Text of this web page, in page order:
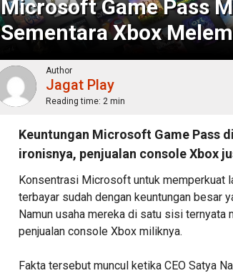
Microsoft Game Pass
Sementara Xbox
Author
Jagat Play
Reading time: 2 min
Keuntungan Microsoft Game Pass
ironisnya, penjualan console Xbox
Konsentrasi Microsoft untuk memperkuat
terbayar sudah dengan keuntungan besar
Namun usaha mereka di satu sisi ternyata
penjualan console Xbox miliknya.
Fakta tersebut muncul ketika CEO Satya